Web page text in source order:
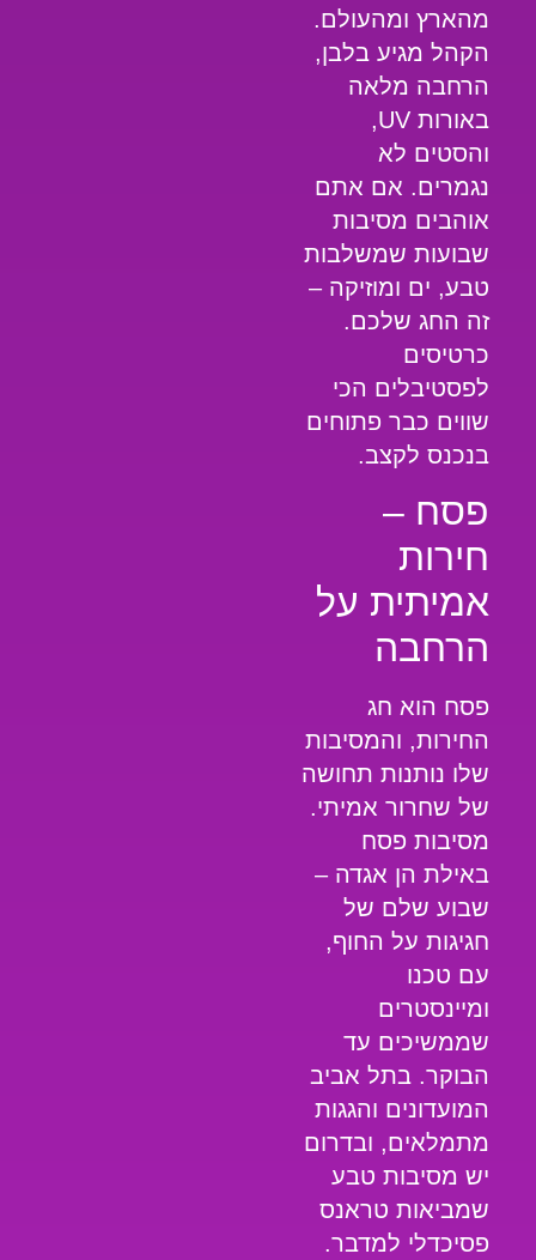
מהארץ ומהעולם.
הקהל מגיע בלבן,
הרחבה מלאה
באורות UV,
והסטים לא
נגמרים. אם אתם
אוהבים מסיבות
שבועותשמשלבות
טבע, ים ומוזיקה –
זה החג שלכם.
כרטיסים
לפסטיבלים הכי
שווים כבר פתוחים
בנכנס לקצב.
פסח –
חירות
אמיתית על
הרחבה
פסח הוא חג
החירות, והמסיבות
שלו נותנות תחושה
של שחרור אמיתי.
מסיבות פסח
באילת הן אגדה –
שבוע שלם של
חגיגות על החוף,
עם טכנו
ומיינסטרים
שממשיכים עד
הבוקר. בתל אביב
המועדונים והגגות
מתמלאים, ובדרום
יש מסיבות טבע
שמביאות טראנס
פסיכדלי למדבר.